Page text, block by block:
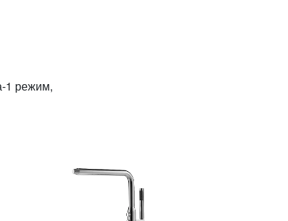
1 режим,